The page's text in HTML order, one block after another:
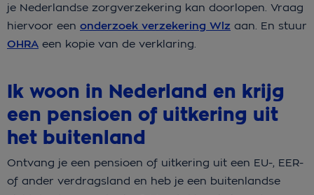
je Nederlandse zorgverzekering kan doorlopen. Vraag
hiervoor een onderzoek verzekering Wlz aan. En stuur
OHRA een kopie van de verklaring.
Ik woon in Nederland en krijg
een pensioen of uitkering uit
het buitenland
Ontvang je een pensioen of uitkering uit een EU-, EER-
of ander verdragsland en heb je een buitenlandse